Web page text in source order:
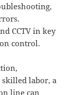
CCTV in key
control.
labor, a
line can